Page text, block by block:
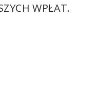
WPŁAT.